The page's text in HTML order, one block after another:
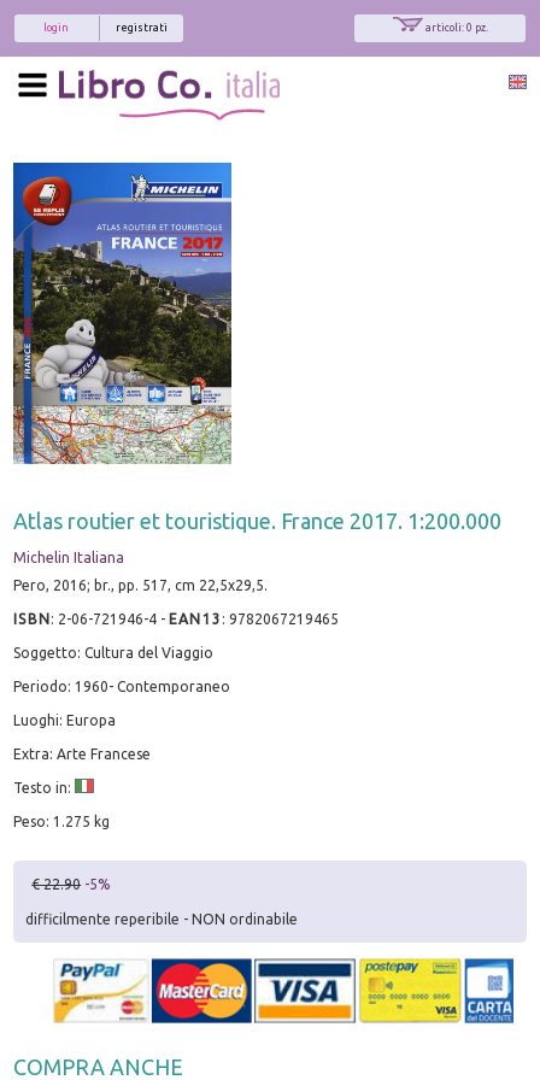
articoli: 0 pz.
registrati
login
Atlas routier et touristique. France 2017. 1:200.000
Michelin Italiana
Pero, 2016; br., pp. 517, cm 22,5x29,5.
ISBN: 2-06-721946-4 - EAN13 :9782067219465
Soggetto: Cultura del Viaggio
Periodo: 1960- Contemporaneo
Luoghi: Europa
Extra: Arte Francese
Testo in:
Peso: 1.275 kg
€ 22.90 -5%
difficilmente reperibile - NON ordinabile
COMPRA ANCHE